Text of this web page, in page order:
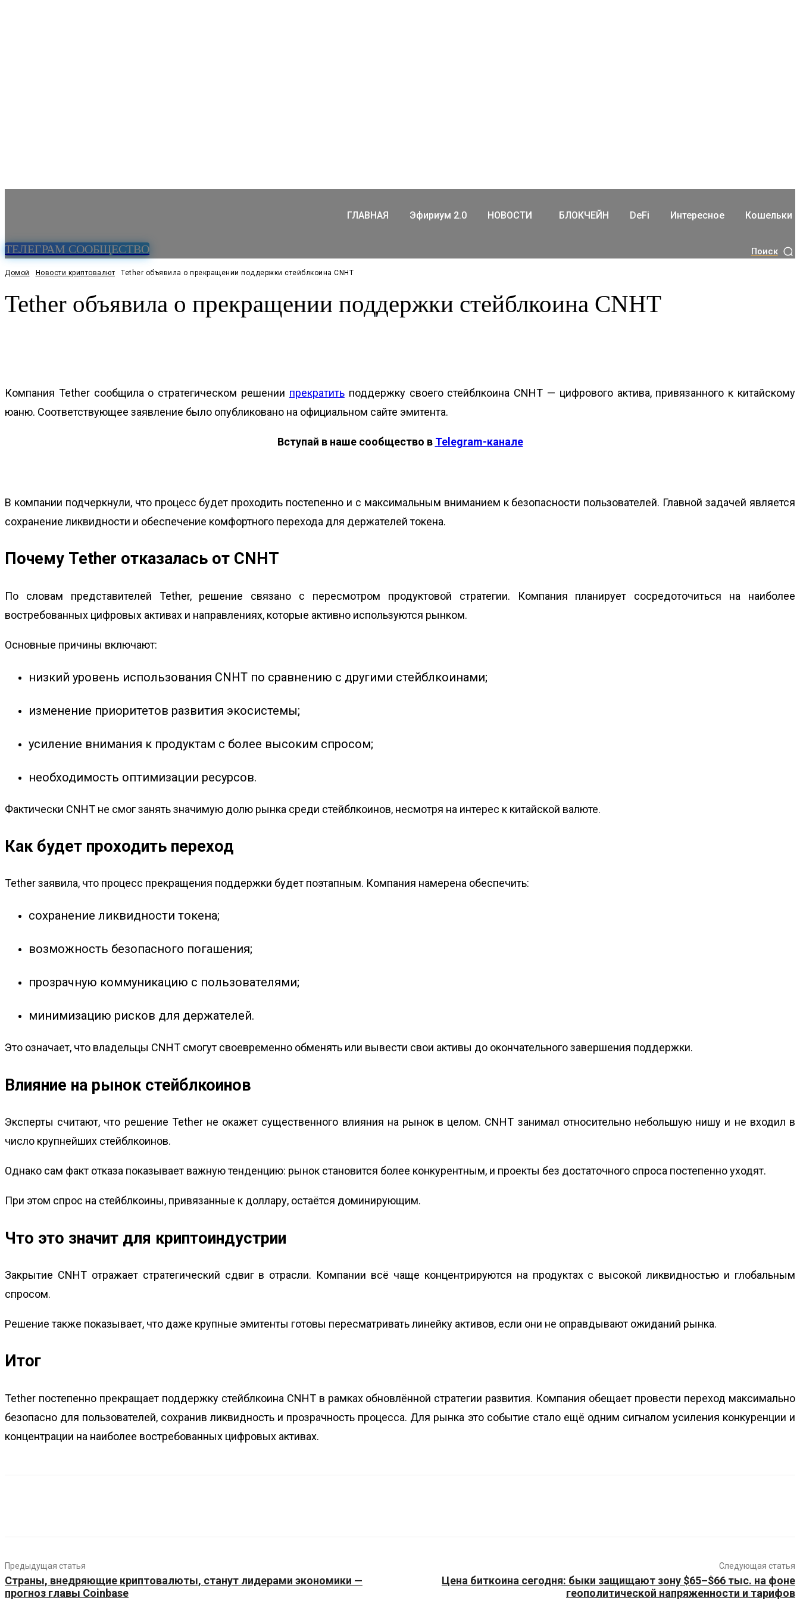
ТЕЛЕГРАМ СООБЩЕСТВО
ГЛАВНАЯ Эфириум 2.0 НОВОСТИ БЛОКЧЕЙН DeFi Интересное Кошельки
Поиск
Домой Новости криптовалют Tether объявила о прекращении поддержки стейблкоина CNHT
Tether объявила о прекращении поддержки стейблкоина CNHT
Компания Tether сообщила о стратегическом решении прекратитьподдержку своего стейблкоина CNHT — цифрового актива, привязанного к китайскому
юаню. Соответствующее заявление было опубликовано на официальном сайте эмитента.
Вступай в наше сообщество в Telegram-канале
В компании подчеркнули, что процесс будет проходить постепенно и с максимальным вниманием к безопасности пользователей. Главной задачей является
сохранение ликвидности и обеспечение комфортного перехода для держателей токена.
Почему Tether отказалась от CNHT
По словам представителей Tether, решение связано с пересмотром продуктовой стратегии. Компания планирует сосредоточиться на наиболее
востребованных цифровых активах и направлениях, которые активно используются рынком.
Основные причины включают:
низкий уровень использования CNHT по сравнению с другими стейблкоинами;
изменение приоритетов развития экосистемы;
усиление внимания к продуктам с более высоким спросом;
необходимость оптимизации ресурсов.
Фактически CNHT не смог занять значимую долю рынка среди стейблкоинов, несмотря на интерес к китайской валюте.
Как будет проходить переход
Tether заявила, что процесс прекращения поддержки будет поэтапным. Компания намерена обеспечить:
сохранение ликвидности токена;
возможность безопасного погашения;
прозрачную коммуникацию с пользователями;
минимизацию рисков для держателей.
Это означает, что владельцы CNHT смогут своевременно обменять или вывести свои активы до окончательного завершения поддержки.
Влияние на рынок стейблкоинов
Эксперты считают, что решение Tether не окажет существенного влияния на рынок в целом. CNHT занимал относительно небольшую нишу и не входил в
число крупнейших стейблкоинов.
Однако сам факт отказа показывает важную тенденцию: рынок становится более конкурентным, и проекты без достаточного спроса постепенно уходят.
При этом спрос на стейблкоины, привязанные к доллару, остаётся доминирующим.
Что это значит для криптоиндустрии
Закрытие CNHT отражает стратегический сдвиг в отрасли. Компании всё чаще концентрируются на продуктах с высокой ликвидностью и глобальным
спросом.
Решение также показывает, что даже крупные эмитенты готовы пересматривать линейку активов, если они не оправдывают ожиданий рынка.
Итог
Tether постепенно прекращает поддержку стейблкоина CNHT в рамках обновлённой стратегии развития. Компания обещает провести переход максимально
безопасно для пользователей, сохранив ликвидность и прозрачность процесса. Для рынка это событие стало ещё одним сигналом усиления конкуренции и
концентрации на наиболее востребованных цифровых активах.
Предыдущая статья
Страны, внедряющие криптовалюты, станут лидерами экономики —
прогноз главы Coinbase
Следующая статья
Цена биткоина сегодня: быки защищают зону $65–$66 тыс. на фоне
геополитической напряженности и тарифов